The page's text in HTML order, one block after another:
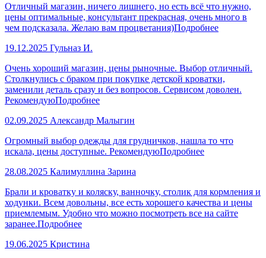
Отличный магазин, ничего лишнего, но есть всё что нужно,
цены оптимальные, консультант прекрасная, очень много в
чем подсказала. Желаю вам процветания)Подробнее
19.12.2025 Гульназ И.
Очень хороший магазин, цены рыночные. Выбор отличный.
Столкнулись с браком при покупке детской кроватки,
заменили деталь сразу и без вопросов. Сервисом доволен.
РекомендуюПодробнее
02.09.2025 Александр Малыгин
Огромный выбор одежды для грудничков, нашла то что
искала, цены доступные. РекомендуюПодробнее
28.08.2025 Калимуллина Зарина
Брали и кроватку и коляску, ванночку, столик для кормления и
ходунки. Всем довольны, все есть хорошего качества и цены
приемлемым. Удобно что можно посмотреть все на сайте
заранее.Подробнее
19.06.2025 Кристина